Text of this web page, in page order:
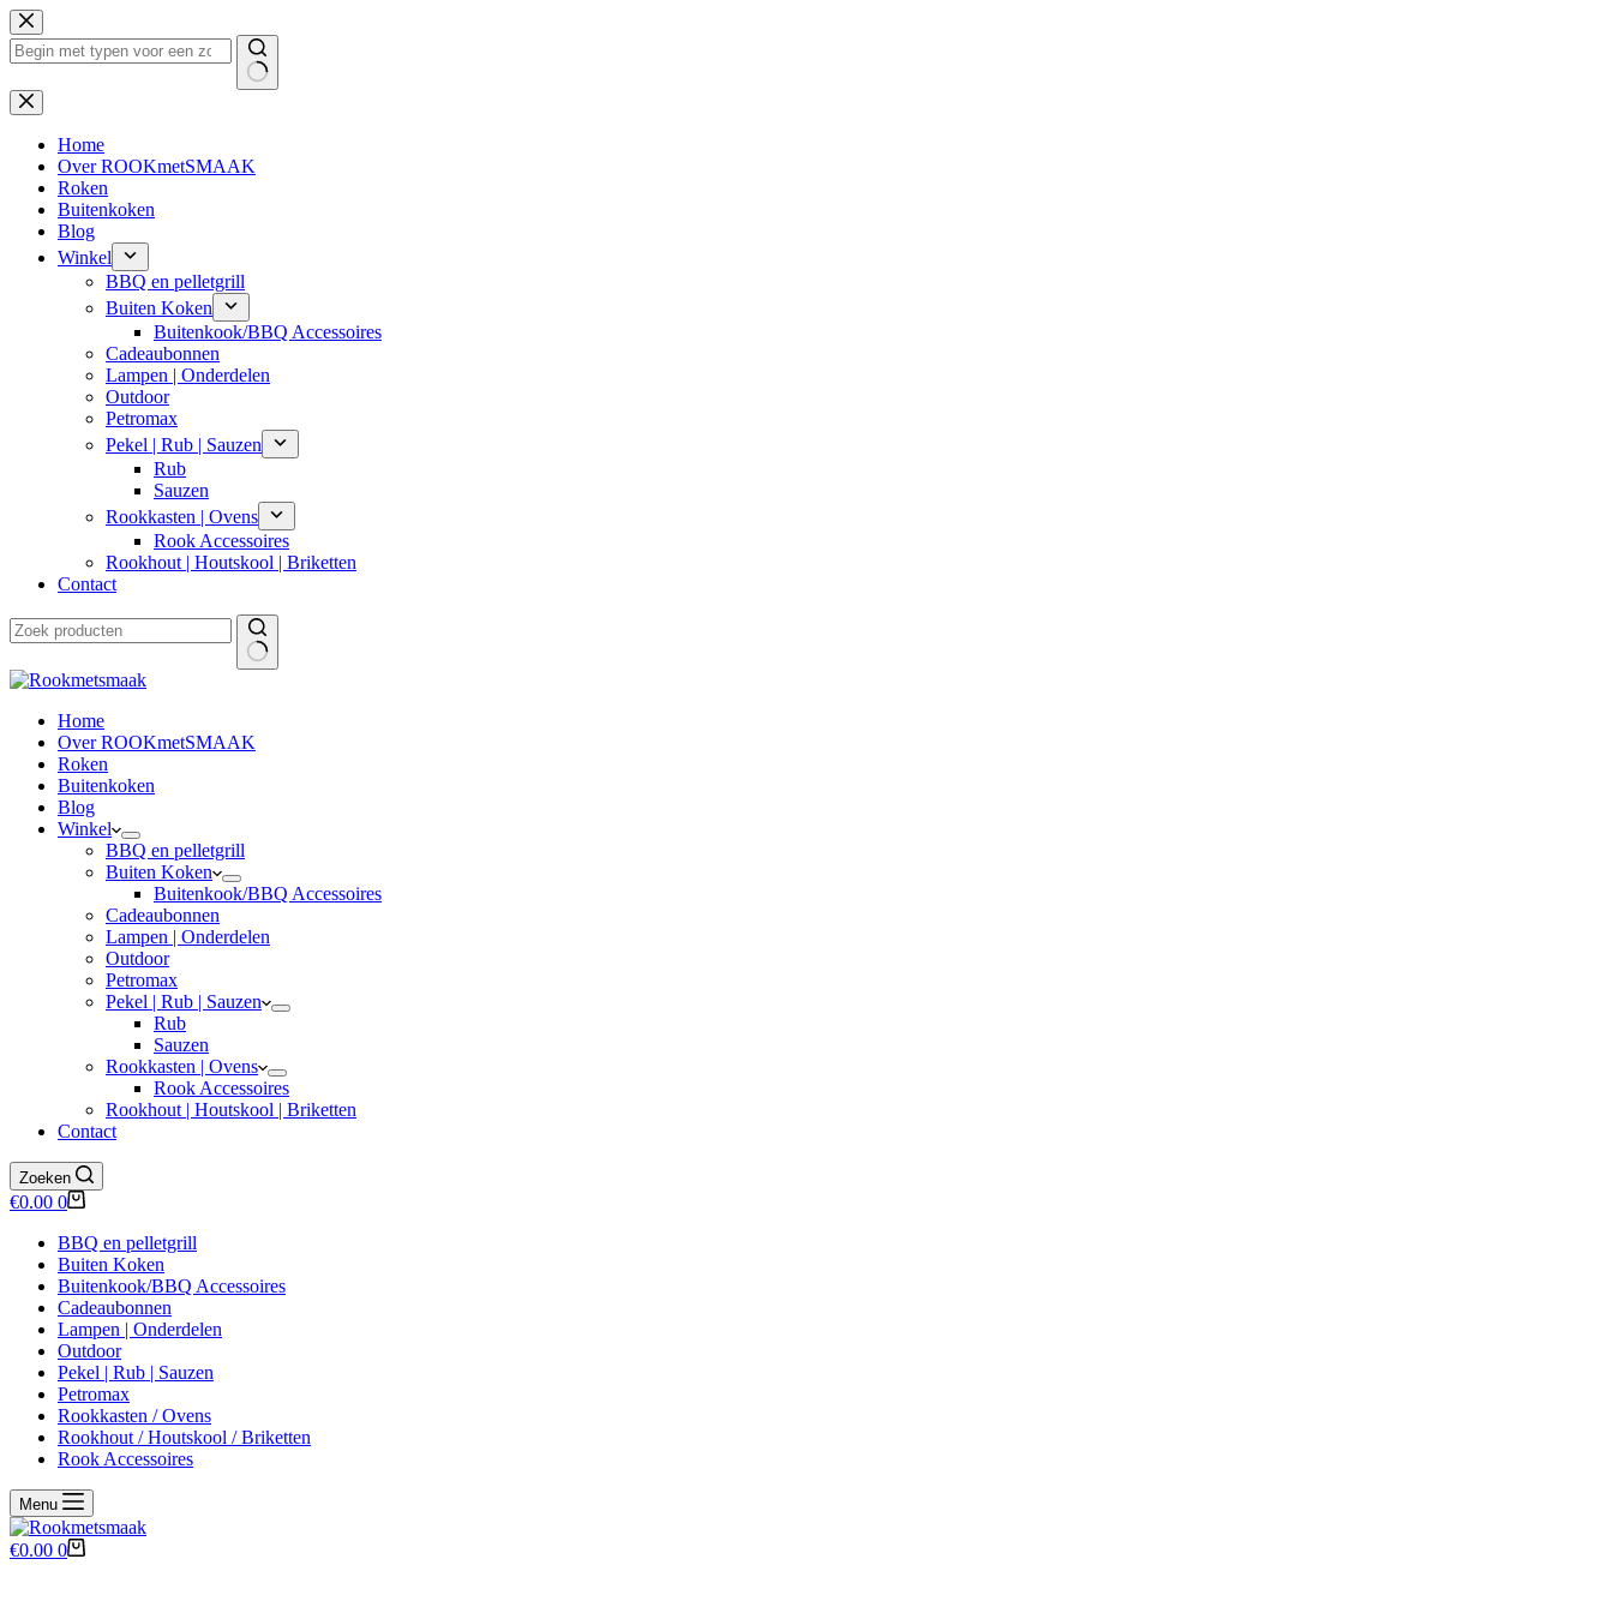
Ga
naar
de
Geen
resultaten
Home
Over ROOKmetSMAAK
Roken
Buitenkoken
Blog
Winkel
BBQ en pelletgrill
Buiten Koken
Buitenkook/BBQ Accessoires
Cadeaubonnen
Lampen | Onderdelen
Outdoor
Petromax
Pekel | Rub | Sauzen
Rub
Sauzen
Rookkasten | Ovens
Rook Accessoires
Rookhout | Houtskool | Briketten
Contact
Home
Over ROOKmetSMAAK
Roken
Buitenkoken
Blog
Winkel
BBQ en pelletgrill
Buiten Koken
Buitenkook/BBQ Accessoires
Cadeaubonnen
Lampen | Onderdelen
Outdoor
Petromax
Pekel | Rub | Sauzen
Rub
Sauzen
Rookkasten | Ovens
Rook Accessoires
Rookhout | Houtskool | Briketten
Contact
Zoeken
Winkelwagen
€0.00 0
BBQ en pelletgrill
Buiten Koken
Buitenkook/BBQ Accessoires
Cadeaubonnen
Lampen | Onderdelen
Outdoor
Pekel | Rub | Sauzen
Petromax
Rookkasten / Ovens
Rookhout / Houtskool / Briketten
Rook Accessoires
Menu
Winkelwagen
€0.00 0